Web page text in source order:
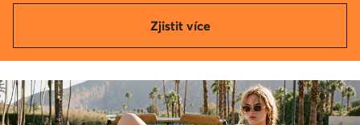
Zjistit více